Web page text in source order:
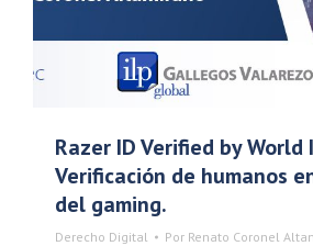
Razer ID Verified by World
Verificación de humanos
del gaming.
Derecho Digital Por Renato Coronel